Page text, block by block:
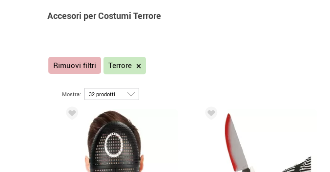
Accesori per Costumi Terrore
Rimuovi filtri Terrore
Mostra: